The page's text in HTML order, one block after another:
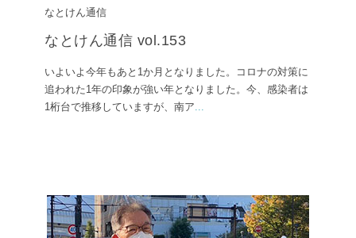
なとけん通信
なとけん通信 vol.153
いよいよ今年もあと1か月となりました。コロナの対策に
追われた1年の印象が強い年となりました。今、感染者は
1桁台で推移していますが、南ア